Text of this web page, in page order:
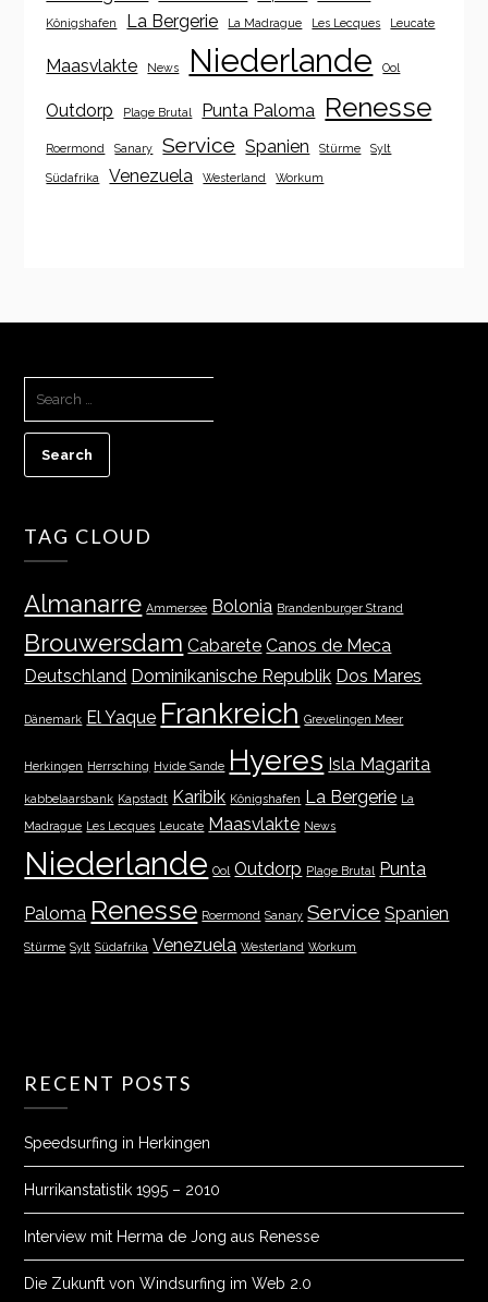
Königshafen La Bergerie La Madrague Les Lecques Leucate
Maasvlakte News Niederlande Ool
Outdorp Plage Brutal Punta Paloma Renesse
Roermond Sanary Service Spanien Stürme Sylt
Südafrika Venezuela Westerland Workum
TAG CLOUD
Almanarre Ammersee Bolonia Brandenburger Strand
Brouwersdam Cabarete Canos de Meca
Deutschland Dominikanische Republik Dos Mares
Dänemark El Yaque Frankreich Grevelingen Meer
Herkingen Herrsching Hvide Sande Hyeres Isla Magarita
kabbelaarsbank Kapstadt Karibik Königshafen La Bergerie La
Madrague Les Lecques Leucate Maasvlakte News
Niederlande Ool Outdorp Plage Brutal Punta
Paloma Renesse Roermond Sanary Service Spanien
Stürme Sylt Südafrika Venezuela Westerland Workum
RECENT POSTS
Speedsurfing in Herkingen
Hurrikanstatistik 1995 – 2010
Interview mit Herma de Jong aus Renesse
Die Zukunft von Windsurfing im Web 2.0